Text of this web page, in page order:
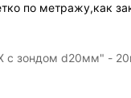
по метражу,как
с зондом d20мм" -